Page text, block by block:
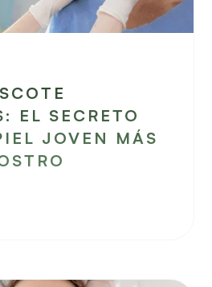
EL SECRETO
JOVEN MÁS